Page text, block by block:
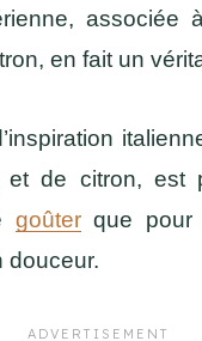
associée
en fait un
et de citron, est
goûterque pour
douceur.